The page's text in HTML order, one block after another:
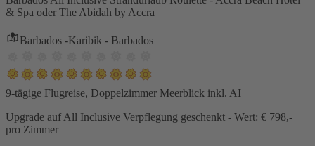
& Spa oder The Abidah by Accra
Barbados -Karibik - Barbados
9-tägige Flugreise, Doppelzimmer Meerblick inkl. AI
Upgrade auf All Inclusive Verpflegung geschenkt - Wert: € 798,-
pro Zimmer